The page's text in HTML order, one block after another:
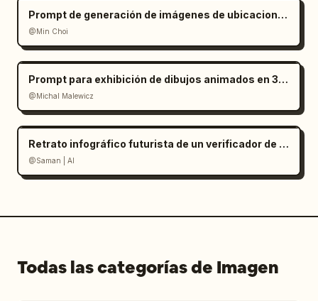
Prompt de generación de imágenes de ubicaciones históricas
@Min Choi
Prompt para exhibición de dibujos animados en 3D de los edificios más altos de la ciudad
@Michal Malewicz
Retrato infográfico futurista de un verificador de edad facial
@Saman | AI
Todas las categorías de Imagen